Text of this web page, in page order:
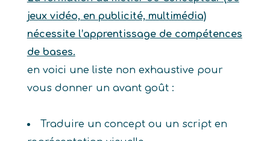
jeux vidéo, en publicité, multimédia)
nécessite l’apprentissage de compétences
de bases.
en voici une liste non exhaustive pour
vous donner un avant goût :
Traduire un concept ou un script en